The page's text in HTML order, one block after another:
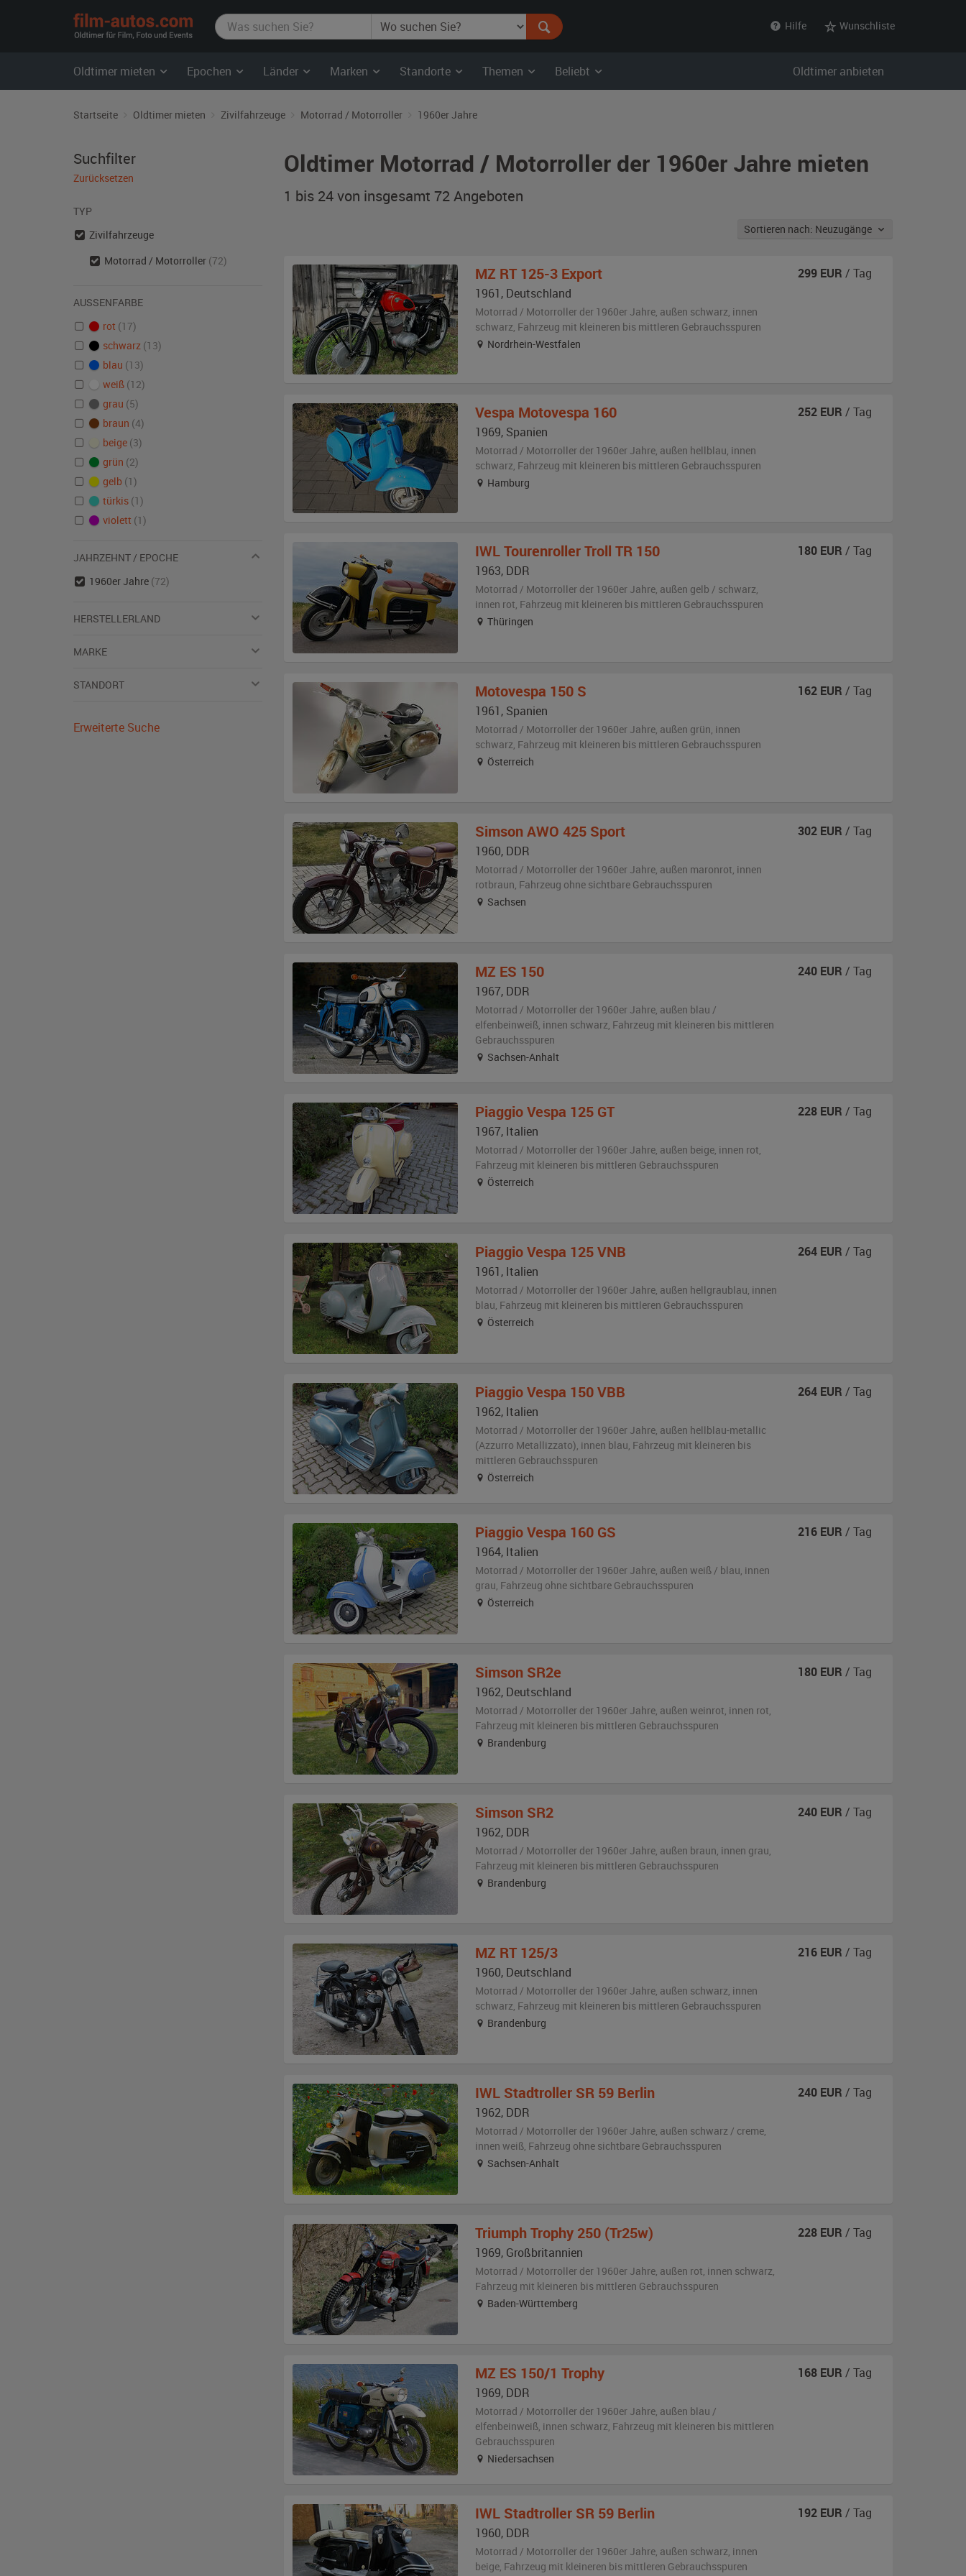
film-
autos.com
Hilfe Wunschliste
Oldtimer mieten Epochen Länder Marken Standorte Themen Beliebt Oldtimer anbieten
Startseite Oldtimer mieten Zivilfahrzeuge Motorrad / Motorroller 1960er Jahre
Oldtimer Motorrad / Motorroller der 1960er Jahre mieten
1 bis 24 von insgesamt 72Angeboten
Sortieren nach: Neuzugänge
MZ RT 125-3 Export
1961, Deutschland
Motorrad / Motorroller der 1960er Jahre, außen schwarz, innen
schwarz, Fahrzeug mit kleineren bis mittleren Gebrauchsspuren
Nordrhein-Westfalen
299 EUR / Tag
Vespa Motovespa 160
1969, Spanien
Motorrad / Motorroller der 1960er Jahre, außen hellblau, innen
schwarz, Fahrzeug mit kleineren bis mittleren Gebrauchsspuren
Hamburg
252 EUR / Tag
IWL Tourenroller Troll TR 150
1963, DDR
Motorrad / Motorroller der 1960er Jahre, außen gelb / schwarz,
innen rot, Fahrzeug mit kleineren bis mittleren Gebrauchsspuren
Thüringen
180 EUR / Tag
Motovespa 150 S
1961, Spanien
Motorrad / Motorroller der 1960er Jahre, außen grün, innen
schwarz, Fahrzeug mit kleineren bis mittleren Gebrauchsspuren
Österreich
162 EUR / Tag
Simson AWO 425 Sport
1960, DDR
Motorrad / Motorroller der 1960er Jahre, außen maronrot, innen
rotbraun, Fahrzeug ohne sichtbare Gebrauchsspuren
Sachsen
302 EUR / Tag
MZ ES 150
1967, DDR
Motorrad / Motorroller der 1960er Jahre, außen blau /
elfenbeinweiß, innen schwarz, Fahrzeug mit kleineren bis mittleren
Gebrauchsspuren
Sachsen-Anhalt
240 EUR / Tag
Piaggio Vespa 125 GT
1967, Italien
Motorrad / Motorroller der 1960er Jahre, außen beige, innen rot,
Fahrzeug mit kleineren bis mittleren Gebrauchsspuren
Österreich
228 EUR / Tag
Piaggio Vespa 125 VNB
1961, Italien
Motorrad / Motorroller der 1960er Jahre, außen hellgraublau, innen
blau, Fahrzeug mit kleineren bis mittleren Gebrauchsspuren
Österreich
264 EUR / Tag
Piaggio Vespa 150 VBB
1962, Italien
Motorrad / Motorroller der 1960er Jahre, außen hellblau-metallic
(Azzurro Metallizzato), innen blau, Fahrzeug mit kleineren bis
mittleren Gebrauchsspuren
Österreich
264 EUR / Tag
Piaggio Vespa 160 GS
1964, Italien
Motorrad / Motorroller der 1960er Jahre, außen weiß / blau, innen
grau, Fahrzeug ohne sichtbare Gebrauchsspuren
Österreich
216 EUR / Tag
Simson SR2e
1962, Deutschland
Motorrad / Motorroller der 1960er Jahre, außen weinrot, innen rot,
Fahrzeug mit kleineren bis mittleren Gebrauchsspuren
Brandenburg
180 EUR / Tag
Simson SR2
1962, DDR
Motorrad / Motorroller der 1960er Jahre, außen braun, innen grau,
Fahrzeug mit kleineren bis mittleren Gebrauchsspuren
Brandenburg
240 EUR / Tag
MZ RT 125/3
1960, Deutschland
Motorrad / Motorroller der 1960er Jahre, außen schwarz, innen
schwarz, Fahrzeug mit kleineren bis mittleren Gebrauchsspuren
Brandenburg
216 EUR / Tag
IWL Stadtroller SR 59 Berlin
1962, DDR
Motorrad / Motorroller der 1960er Jahre, außen schwarz / creme,
innen weiß, Fahrzeug ohne sichtbare Gebrauchsspuren
Sachsen-Anhalt
240 EUR / Tag
Triumph Trophy 250 (Tr25w)
1969, Großbritannien
Motorrad / Motorroller der 1960er Jahre, außen rot, innen schwarz,
Fahrzeug mit kleineren bis mittleren Gebrauchsspuren
Baden-Württemberg
228 EUR / Tag
MZ ES 150/1 Trophy
1969, DDR
Motorrad / Motorroller der 1960er Jahre, außen blau /
elfenbeinweiß, innen schwarz, Fahrzeug mit kleineren bis mittleren
Gebrauchsspuren
Niedersachsen
168 EUR / Tag
IWL Stadtroller SR 59 Berlin
1960, DDR
Motorrad / Motorroller der 1960er Jahre, außen schwarz, innen
beige, Fahrzeug mit kleineren bis mittleren Gebrauchsspuren
192 EUR / Tag
Suchfilter
Zurücksetzen
TYP
Zivilfahrzeuge
Motorrad / Motorroller (72)
AUSSENFARBE
rot (17)
schwarz (13)
blau (13)
weiß (12)
grau (5)
braun (4)
beige (3)
grün (2)
gelb (1)
türkis (1)
violett (1)
JAHRZEHNT / EPOCHE
1960er Jahre (72)
HERSTELLERLAND
MARKE
STANDORT
Erweiterte Suche